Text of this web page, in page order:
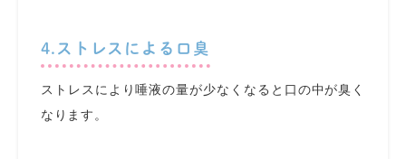
4.ストレスによる口臭
ストレスにより唾液の量が少なくなると口の中が臭く
なります。